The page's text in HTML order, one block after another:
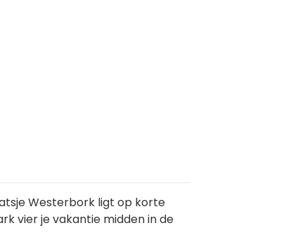
Westerbork ligt op korte
vier je vakantie midden in de